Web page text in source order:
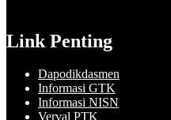
Link Penting
Dapodikdasmen
Informasi GTK
Informasi NISN
Verval PTK